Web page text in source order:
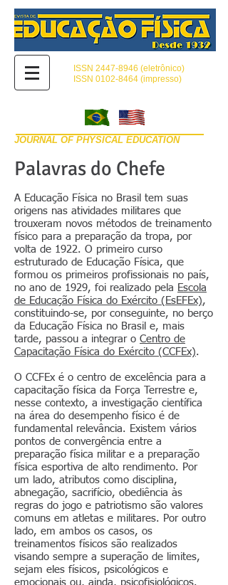
ISSN 2447-8946 (eletrônico)
ISSN 0102-8464 (impresso)
JOURNAL OF PHYSICAL EDUCATION
Palavras do Chefe
A Educação Física no Brasil tem suas
origens nas atividades militares que
trouxeram novos métodos de treinamento
físico para a preparação da tropa, por
volta de 1922. O primeiro curso
estruturado de Educação Física, que
formou os primeiros profissionais no país,
no ano de 1929, foi realizado pela Escola
de Educação Física do Exército (EsEFEx),
constituindo-se, por conseguinte, no berço
da Educação Física no Brasil e, mais
tarde, passou a integrar o Centro de
Capacitação Física do Exército (CCFEx).
O CCFEx é o centro de excelência para a
capacitação física da Força Terrestre e,
nesse contexto, a investigação científica
na área do desempenho físico é de
fundamental relevância. Existem vários
pontos de convergência entre a
preparação física militar e a preparação
física esportiva de alto rendimento. Por
um lado, atributos como disciplina,
abnegação, sacrifício, obediência às
regras do jogo e patriotismo são valores
comuns em atletas e militares. Por outro
lado, em ambos os casos, os
treinamentos físicos são realizados
visando sempre a superação de limites,
sejam eles físicos, psicológicos e
emocionais ou, ainda, psicofisiológicos.